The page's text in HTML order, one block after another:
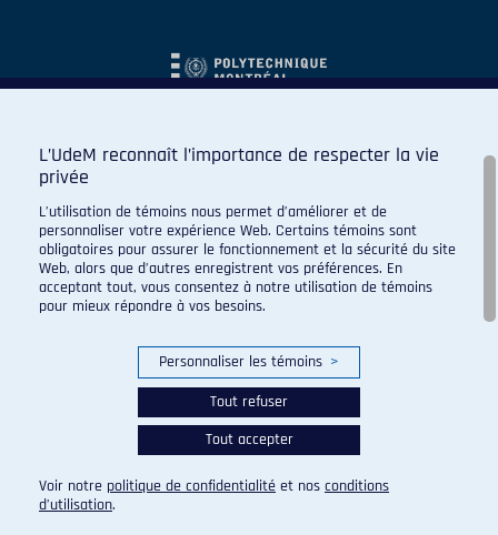
© 2026 Carabins de l'Université de Montréal. Tous droits
réservés.
Paramètres des témoins
L’UdeM reconnaît l’importance de respecter la vie
privée
L’utilisation de témoins nous permet d’améliorer et de
personnaliser votre expérience Web. Certains témoins sont
obligatoires pour assurer le fonctionnement et la sécurité du site
Web, alors que d’autres enregistrent vos préférences. En
acceptant tout, vous consentez à notre utilisation de témoins
pour mieux répondre à vos besoins.
Personnaliser les témoins >
Tout refuser
Tout accepter
Voir notre politique de confidentialité et nos conditions
d’utilisation.